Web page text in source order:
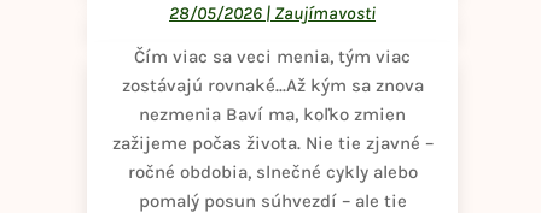
28/05/2026 | Zaujímavosti
Čím viac sa veci menia, tým viac
zostávajú rovnaké...Až kým sa znova
nezmenia Baví ma, koľko zmien
zažijeme počas života. Nie tie zjavné –
ročné obdobia, slnečné cykly alebo
pomalý posun súhvezdí – ale tie